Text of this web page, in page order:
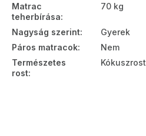
Matrac
teherbírása:
70 kg
Nagyság szerint:
Gyerek
Páros matracok:
Nem
Természetes
rost:
Kókuszrost